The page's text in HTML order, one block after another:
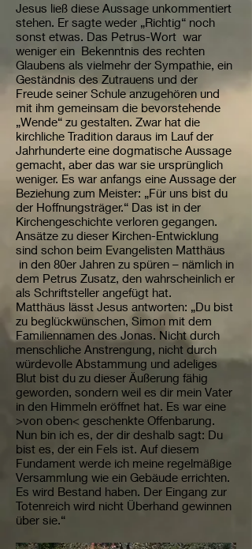
Jesus ließ diese Aussage unkommentiert
stehen. Er sagte weder „Richtig“ noch
sonst etwas. Das Petrus-Wort war
weniger ein Bekenntnis des rechten
Glaubens als vielmehr der Sympathie, ein
Geständnis des Zutrauens und der
Freude seiner Schule anzugehören und
mit ihm gemeinsam die bevorstehende
„Wende“ zu gestalten. Zwar hat die
kirchliche Tradition daraus im Lauf der
Jahrhunderte eine dogmatische Aussage
gemacht, aber das war sie ursprünglich
weniger. Es war anfangs eine Aussage der
Beziehung zum Meister: „Für uns bist du
der Hoffnungsträger.“ Das ist in der
Kirchengeschichte verloren gegangen.
Ansätze zu dieser Kirchen-Entwicklung
sind schon beim Evangelisten Matthäus
in den 80er Jahren zu spüren – nämlich in
dem Petrus Zusatz, den wahrscheinlich er
als Schriftsteller angefügt hat.
Matthäus lässt Jesus antworten: „Du bist
zu beglückwünschen, Simon mit dem
Familiennamen des Jonas. Nicht durch
menschliche Anstrengung, nicht durch
würdevolle Abstammung und adeliges
Blut bist du zu dieser Äußerung fähig
geworden, sondern weil es dir mein Vater
in den Himmeln eröffnet hat. Es war eine
>von oben< geschenkte Offenbarung.
Nun bin ich es, der dir deshalb sagt: Du
bist es, der ein Fels ist. Auf diesem
Fundament werde ich meine regelmäßige
Versammlung wie ein Gebäude errichten.
Es wird Bestand haben. Der Eingang zur
Totenreich wird nicht Überhand gewinnen
über sie.“